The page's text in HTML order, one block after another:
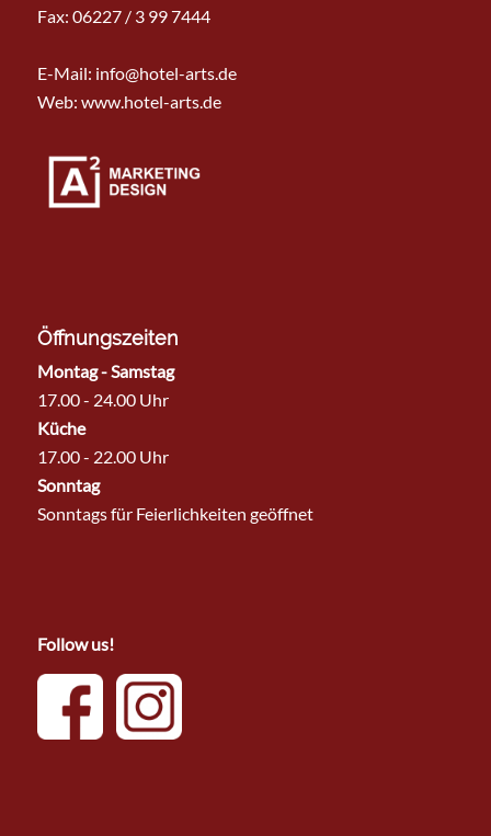
Fax: 06227 / 3 99 7444
E-Mail: info@hotel-arts.de
Web: www.hotel-arts.de
Öffnungszeiten
Montag - Samstag
17.00 - 24.00 Uhr
Küche
17.00 - 22.00 Uhr
Sonntag
Sonntags für Feierlichkeiten geöffnet
Follow us!